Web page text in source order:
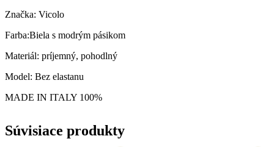
Značka: Vicolo
Farba:Biela s modrým pásikom
Materiál: príjemný, pohodlný
Model: Bez elastanu
MADE IN ITALY 100%
Súvisiace produkty